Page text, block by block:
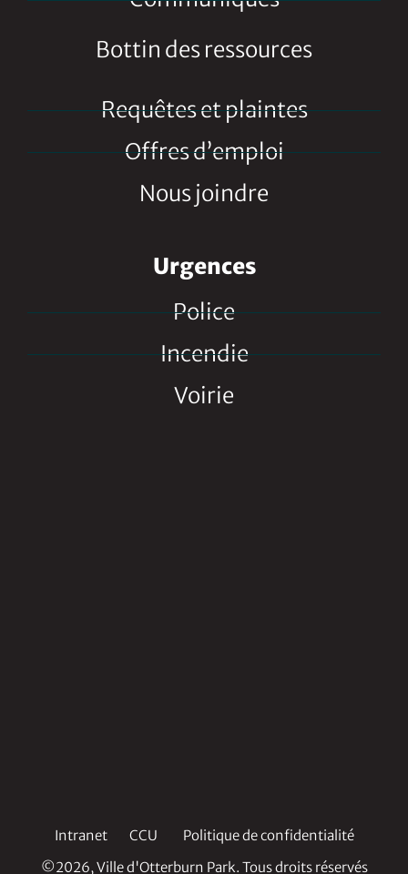
Bottin des ressources
Requêtes et plaintes
Offres d’emploi
Nous joindre
Urgences
Police
Incendie
Voirie
Intranet CCU
Politique de confidentialité
©2026, Ville d'Otterburn Park. Tous droits réservés